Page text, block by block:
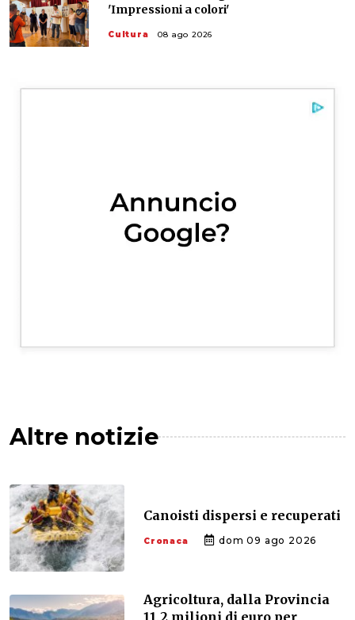
'Impressioni a colori'
Cultura 08 ago 2026
Altre notizie
Canoisti dispersi e recuperati
Cronaca dom 09 ago 2026
Agricoltura, dalla Provincia